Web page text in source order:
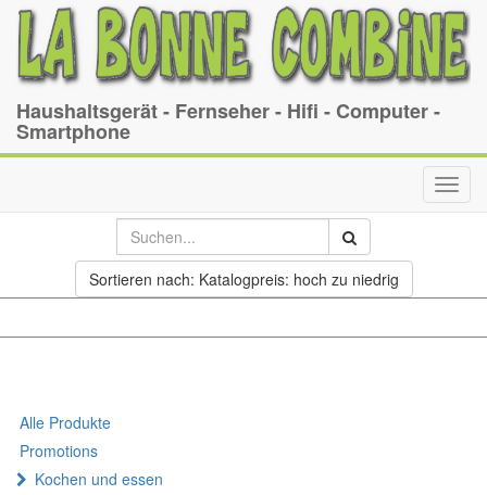
Haushaltsgerät - Fernseher - Hifi - Computer -
Smartphone
Sortieren nach: Katalogpreis: hoch zu niedrig
Alle Produkte
Promotions
Kochen und essen